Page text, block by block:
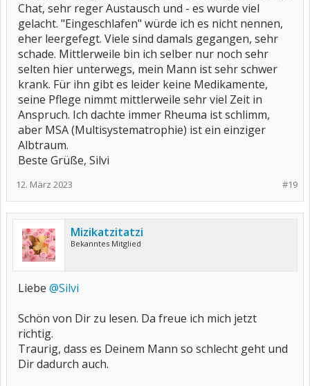
Chat, sehr reger Austausch und - es wurde viel
gelacht. "Eingeschlafen" würde ich es nicht nennen,
eher leergefegt. Viele sind damals gegangen, sehr
schade. Mittlerweile bin ich selber nur noch sehr
selten hier unterwegs, mein Mann ist sehr schwer
krank. Für ihn gibt es leider keine Medikamente,
seine Pflege nimmt mittlerweile sehr viel Zeit in
Anspruch. Ich dachte immer Rheuma ist schlimm,
aber MSA (Multisystematrophie) ist ein einziger
Albtraum.
Beste Grüße, Silvi
#19
12. März 2023
Mizikatzitatzi
Bekanntes Mitglied
Liebe @Silvi
Schön von Dir zu lesen. Da freue ich mich jetzt
richtig.
Traurig, dass es Deinem Mann so schlecht geht und
Dir dadurch auch.